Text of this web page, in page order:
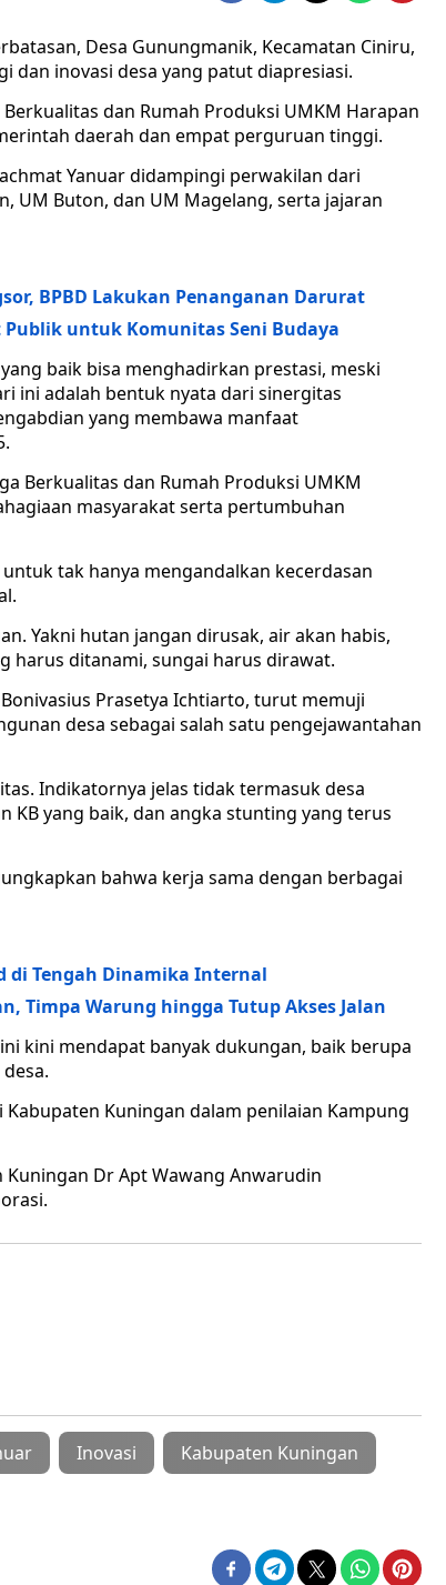
Desa Gunungmanik, Kecamatan Ciniru,
dan inovasi desa yang patut diapresiasi.
dan Rumah Produksi UMKM Harapan
daerah dan empat perguruan tinggi.
Yanuar didampingi perwakilan dari
UM Buton, dan UM Magelang, serta jajaran
BPBD Lakukan Penanganan Darurat
untuk Komunitas Seni Budaya
baik bisa menghadirkan prestasi, meski
ini adalah bentuk nyata dari sinergitas
yang membawa manfaat
Berkualitas dan Rumah Produksi UMKM
masyarakat serta pertumbuhan
tak hanya mengandalkan kecerdasan
Yakni hutan jangan dirusak, air akan habis,
harus ditanami, sungai harus dirawat.
Prasetya Ichtiarto, turut memuji
desa sebagai salah satu pengejawantahan
Indikatornya jelas tidak termasuk desa
KB yang baik, dan angka stunting yang terus
bahwa kerja sama dengan berbagai
di Tengah Dinamika Internal
Timpa Warung hingga Tutup Akses Jalan
kini mendapat banyak dukungan, baik berupa
Kuningan dalam penilaian Kampung
Dr Apt Wawang Anwarudin
Inovasi Kabupaten Kuningan